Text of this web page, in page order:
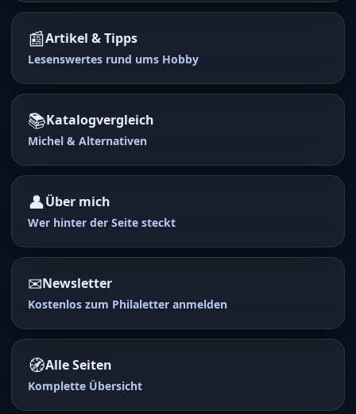
📰Artikel & Tipps
Lesenswertes rund ums Hobby
📚Katalogvergleich
Michel & Alternativen
👤Über mich
Wer hinter der Seite steckt
✉Newsletter
Kostenlos zum Philaletter anmelden
🧭Alle Seiten
Komplette Übersicht